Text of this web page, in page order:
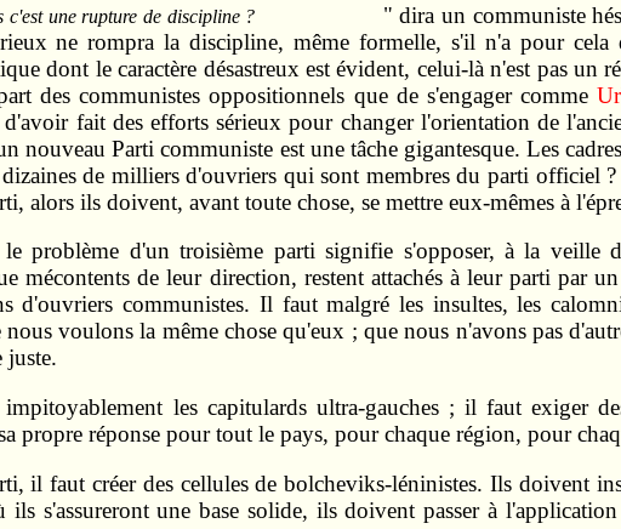
c'est une rupture de discipline ?
" dira un communiste
ne rompra la discipline, même formelle, s'il n'a pour
dont le caractère désastreux est évident, celui-là n'est pas
des communistes oppositionnels que de s'engager comme
fait des efforts sérieux pour changer l'orientation de
nouveau Parti communiste est une tâche gigantesque. Les
de milliers d'ouvriers qui sont membres du parti officiel
alors ils doivent, avant toute chose, se mettre eux-mêmes à
problème d'un troisième parti signifie s'opposer, à la veille
mécontents de leur direction, restent attachés à leur parti par
d'ouvriers communistes. Il faut malgré les insultes, les
voulons la même chose qu'eux ; que nous n'avons pas
juste.
les capitulards ultra-gauches ; il faut exiger
propre réponse pour tout le pays, pour chaque région, pour
il faut créer des cellules de bolcheviks-léninistes. Ils doivent
s'assureront une base solide, ils doivent passer à